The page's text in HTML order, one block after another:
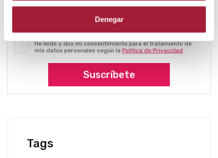
Denegar
(*) Campos obligatorios
He leído y doy mi consentimiento para el tratamiento de
mis datos personales según la Política de Privacidad
Suscríbete
Tags